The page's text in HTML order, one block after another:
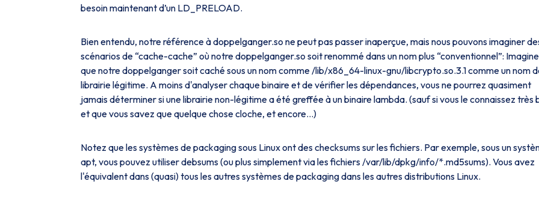
besoin maintenant d’un LD_PRELOAD.
Bien entendu, notre référence à doppelganger.so ne peut pas passer inaperçue, mais nous pouvons imaginer
scénarios de “cache-cache” où notre doppelganger.so soit renommé dans un nom plus “conventionnel”:
que notre doppelganger soit caché sous un nom comme /lib/x86_64-linux-gnu/libcrypto.so.3.1 comme un nom
librairie légitime. A moins d'analyser chaque binaire et de vérifier les dépendances, vous ne pourrez quasiment
jamais déterminer si une librairie non-légitime a été greffée à un binaire lambda. (sauf si vous le connaissez très
et que vous savez que quelque chose cloche, et encore...)
Notez que les systèmes de packaging sous Linux ont des checksums sur les fichiers. Par exemple, sous un
apt, vous pouvez utiliser debsums (ou plus simplement via les fichiers /var/lib/dpkg/info/*.md5sums). Vous avez
l'équivalent dans (quasi) tous les autres systèmes de packaging dans les autres distributions Linux.